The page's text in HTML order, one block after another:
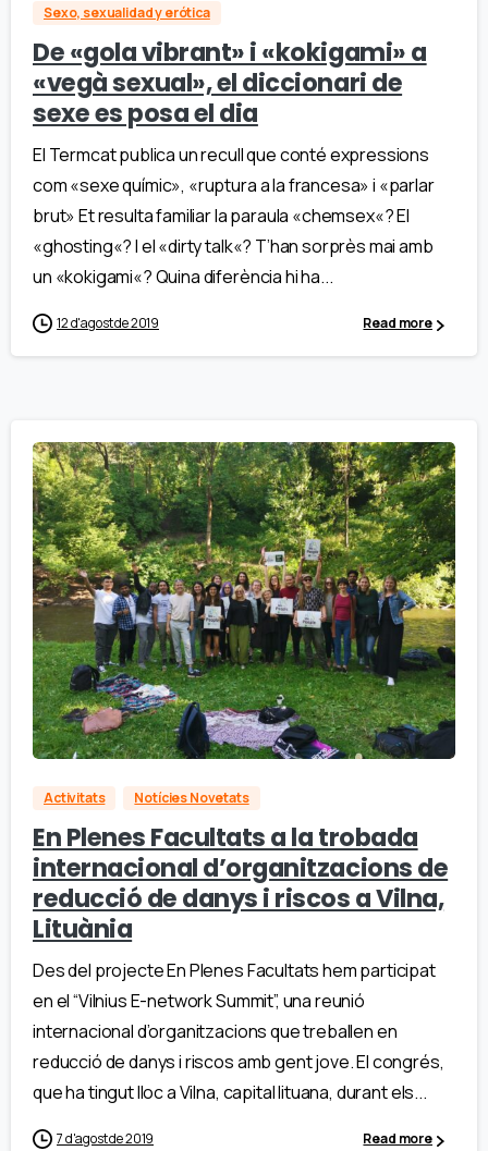
Sexo, sexualidad y erótica
De «gola vibrant» i «kokigami» a
«vegà sexual», el diccionari de
sexe es posa el dia
El Termcat publica un recull que conté expressions
com «sexe químic», «ruptura a la francesa» i «parlar
brut» Et resulta familiar la paraula «chemsex«? El
«ghosting«? I el «dirty talk«? T’han sorprès mai amb
un «kokigami«? Quina diferència hi ha...
12 d'agost de 2019 Read more
Activitats Notícies Novetats
En Plenes Facultats a la trobada
internacional d’organitzacions de
reducció de danys i riscos a Vilna,
Lituània
Des del projecte En Plenes Facultats hem participat
en el “Vilnius E-network Summit”, una reunió
internacional d’organitzacions que treballen en
reducció de danys i riscos amb gent jove. El congrés,
que ha tingut lloc a Vilna, capital lituana, durant els...
7 d'agost de 2019 Read more